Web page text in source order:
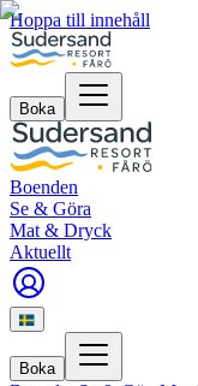
Hoppa till innehåll
Boka
Boenden
Se & Göra
Mat & Dryck
Aktuellt
Boka